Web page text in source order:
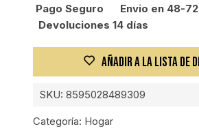
g
cantidad
Pago Seguro
Envio en 48-
Devoluciones 14 días
AÑADIR A LA LISTA DE
SKU:8595028489309
Categoría: Hogar